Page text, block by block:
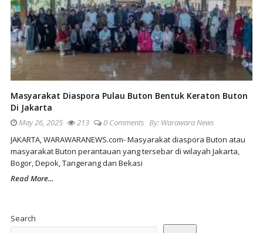
Masyarakat Diaspora Pulau Buton Bentuk Keraton Buton
Di Jakarta
May 26, 2025 213 0 Comments By: Warawara News
JAKARTA, WARAWARANEWS.com- Masyarakat diaspora Buton atau
masyarakat Buton perantauan yang tersebar di wilayah Jakarta,
Bogor, Depok, Tangerang dan Bekasi
Read More...
Search